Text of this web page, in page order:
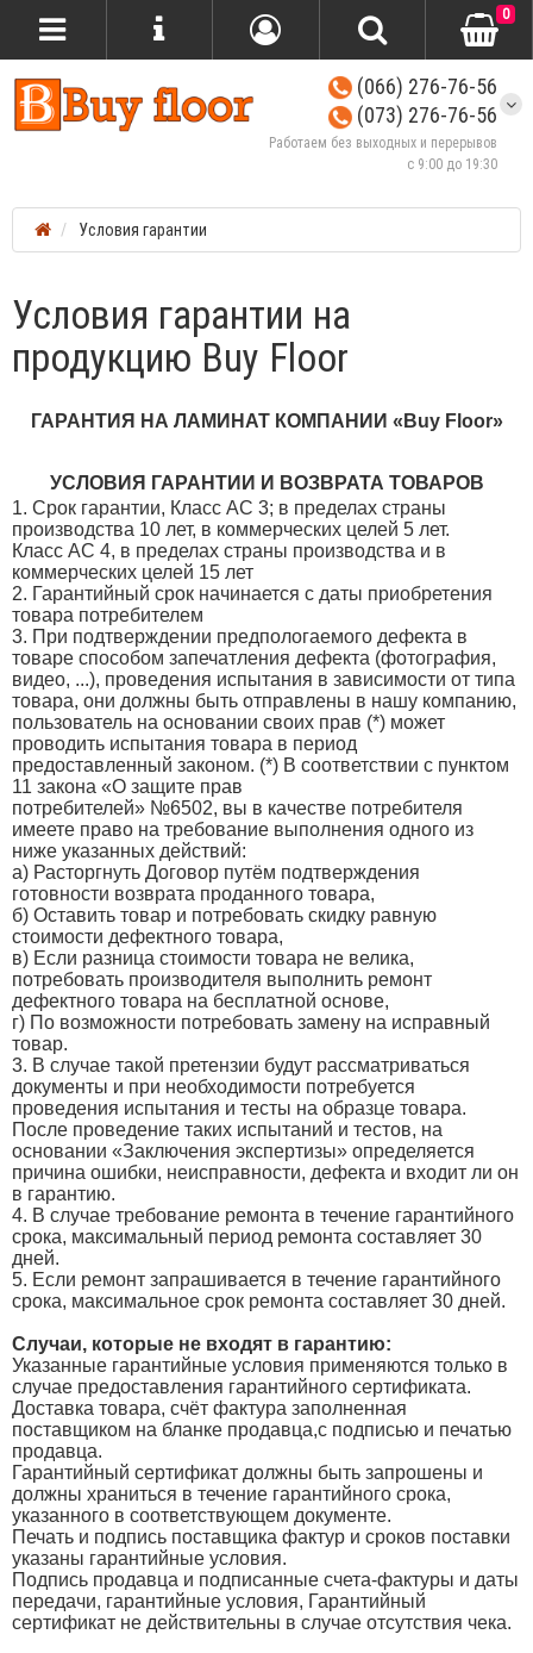
(066) 276-76-56
(073) 276-76-56
Работаем без выходных и перерывов
с 9:00 до 19:30
0
Условия гарантии
Условия гарантии на
продукцию Buy Floor
ГАРАНТИЯ НА ЛАМИНАТ КОМПАНИИ « Buy Floor»
УСЛОВИЯ ГАРАНТИИ И ВОЗВРАТА ТОВАРОВ
1. Срок гарантии, Класс AC 3; в пределах страны
производства 10 лет, в коммерческих целей 5 лет.
Класс AC 4, в пределах страны производства и в
коммерческих целей 15 лет
2. Гарантийный срок начинается с даты приобретения
товара потребителем
3. При подтверждении предпологаемого дефекта в
товаре способом запечатления дефекта (фотография,
видео, ...), проведения испытания в зависимости от типа
товара, они должны быть отправлены в нашу компанию,
пользователь на основании своих прав (*) может
проводить испытания товара в период
предоставленный законом. (*) В соответствии с пунктом
11 закона «О защите прав
потребителей» №6502, вы в качестве потребителя
имеете право на требование выполнения одного из
ниже указанных действий:
a) Расторгнуть Договор путём подтверждения
готовности возврата проданного товара,
б) Оставить товар и потребовать скидку равную
стоимости дефектного товара,
в) Если разница стоимости товара не велика,
потребовать производителя выполнить ремонт
дефектного товара на бесплатной основе,
г) По возможности потребовать замену на исправный
товар.
3. В случае такой претензии будут рассматриваться
документы и при необходимости потребуется
проведения испытания и тесты на образце товара.
После проведение таких испытаний и тестов, на
основании «Заключения экспертизы» определяется
причина ошибки, неисправности, дефекта и входит ли он
в гарантию.
4. В случае требование ремонта в течение гарантийного
срока, максимальный период ремонта составляет 30
дней.
5. Если ремонт запрашивается в течение гарантийного
срока, максимальное срок ремонта составляет 30 дней.
Случаи, которые не входят в гарантию:
Указанные гарантийные условия применяются только в
случае предоставления гарантийного сертификата.
Доставка товара, счёт фактура заполненная
поставщиком на бланке продавца,с подписью и печатью
продавца.
Гарантийный сертификат должны быть запрошены и
должны храниться в течение гарантийного срока,
указанного в соответствующем документе.
Печать и подпись поставщика фактур и сроков поставки
указаны гарантийные условия.
Подпись продавца и подписанные счета-фактуры и даты
передачи, гарантийные условия, Гарантийный
сертификат не действительны в случае отсутствия чека.